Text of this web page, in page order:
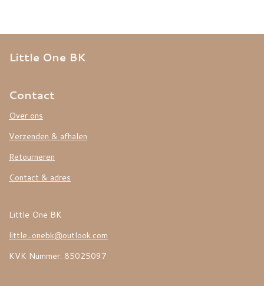
Little One BK
Contact
Over ons
Verzenden & afhalen
Retourneren
Contact & adres
Little One BK
little_onebk@outlook.com
KVK Nummer: 85025097